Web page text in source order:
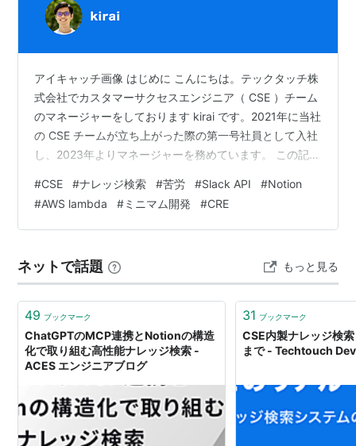
アイキャッチ画像 はじめに こんにちは。テックタッチ株
式会社でカスタマーサクセスエンジニア（ CSE ）チーム
のマネージャーをしております kirai です。2021年に当社
の CSE チームが立ち上がった際の第一号社員として入社
し、2023年よりマネージャーを務めています。 この記事
の誕生の背景から、構築時の工夫、そして社内に定着す
るまでの道のりを紹介します。 この記事が、「社内の情
報が分散していて探しにくい」「問い合わせ対応を改善
めれば…」「ナレッジ共有ツールへの投資へ踏み切れな
い」と…
#CSE #ナレッジ検索 #苦労 #Slack API #Notion
#AWS lambda #ミニマム開発 #CRE
ネットで話題 もっと見る
49 ブックマーク
ChatGPTのMCP連携とNotionの構造
化で取り組む高性能ナレッジ検索 -
ACES エンジニアブログ
31 ブックマーク
CSE内製ナレッジ検
まで - Techtouch